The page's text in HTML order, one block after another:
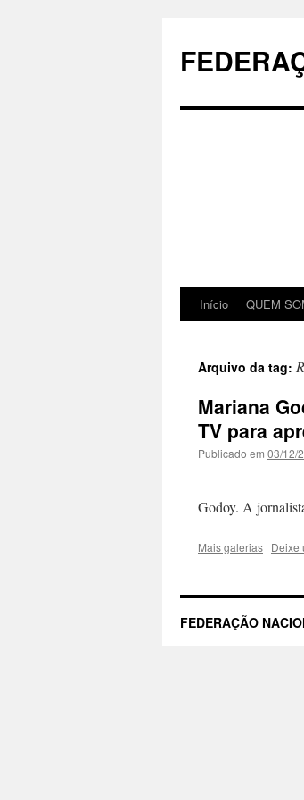
conteúdo
Início QUEM
Arquivo da tag:
Mariana
TV para
Publicado em 03/12/
O quadro
Godoy. A
Mais galerias | Deixe
FEDERAÇÃO